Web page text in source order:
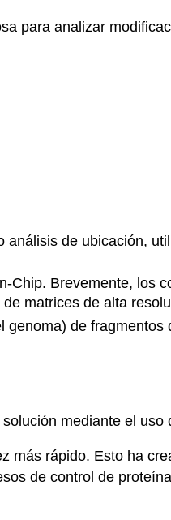
para analizar
de ubicación,
Brevemente, los
matrices de alta
de
mediante el
más rápido. Esto ha
de control de